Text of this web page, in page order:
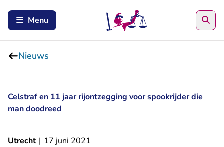
Menu
Nieuws
Celstraf en 11 jaar rijontzegging voor spookrijder die
man doodreed
Utrecht | 17 juni 2021